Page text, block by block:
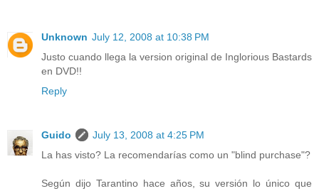
Unknown July 12, 2008 at 10:38 PM
Justo cuando llega la version original de Inglorious Bastards
en DVD!!
Reply
Guido
July 13, 2008 at 4:25 PM
La has visto? La recomendarías como un "blind purchase"?
Según dijo Tarantino hace años, su versión lo único que